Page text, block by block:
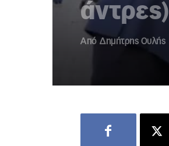
άντρες)
Από Δημήτρης Ουλής